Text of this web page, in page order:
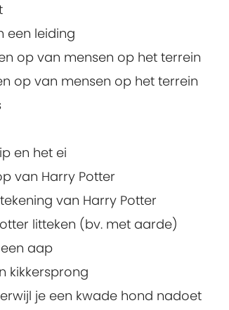
een leiding
op van mensen op het terrein
op van mensen op het terrein
en het ei
van Harry Potter
van Harry Potter
litteken (bv. met aarde)
aap
kikkersprong
je een kwade hond nadoet